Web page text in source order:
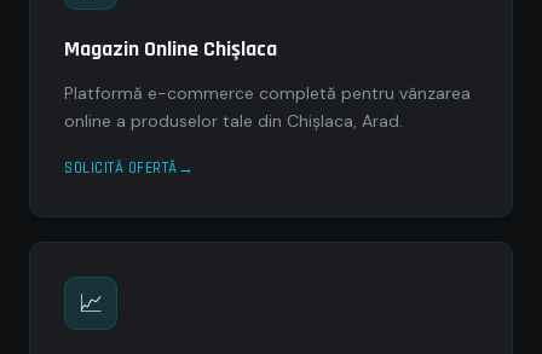
Magazin Online Chişlaca
Platformă e-commerce completă pentru vânzarea
online a produselor tale din Chişlaca, Arad.
SOLICITĂ OFERTĂ
📈